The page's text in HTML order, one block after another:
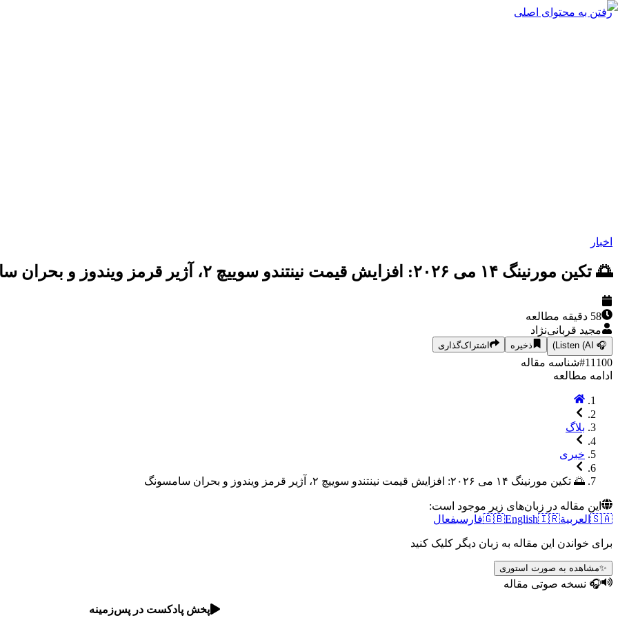
رفتن به محتوای اصلی
اخبار
🌅 تکین مورنینگ ۱۴ می ۲۰۲۶: افزایش قیمت نینتندو سوییچ ۲، آژیر قرمز ویندوز و بحران سامسونگ
58 دقیقه مطالعه
مجید قربانی‌نژاد
🎧
Listen (AI) ذخیره اشتراک‌گذاری
#11100 شناسه مقاله
ادامه مطالعه
بلاگ
خبری
🌅 تکین مورنینگ ۱۴ می ۲۰۲۶: افزایش قیمت نینتندو سوییچ ۲، آژیر قرمز ویندوز و بحران سامسونگ
این مقاله در زبان‌های زیر موجود است:
🇸🇦 العربية 🇬🇧English🇮🇷 فارسیفعال
برای خواندن این مقاله به زبان دیگر کلیک کنید
✨مشاهده به صورت استوری
🎧 نسخه صوتی مقاله
پخش پادکست در پس‌زمینه